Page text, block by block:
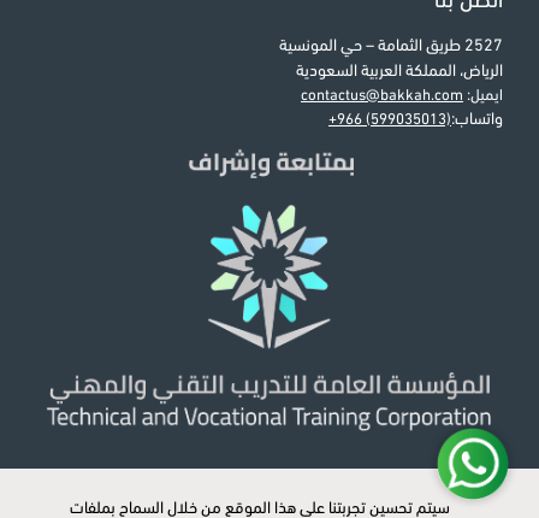
2527 طريق الثمامة – حي المونسية
الرياض، المملكة العربية السعودية
ايميل: contactus@bakkah.com
واتساب:+966 (599035013)
سيتم تحسين تجربتنا على هذا الموقع من خلال السماح بملفات
سيتم تحسين تجربتنا على هذا الموقع من خلال السماح بملفات